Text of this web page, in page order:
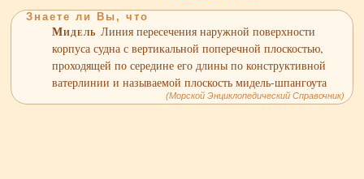
Знаете ли Вы, что
МидельЛиния пересечения наружной поверхности
корпуса судна с вертикальной поперечной плоскостью,
проходящей по середине его длины по конструктивной
ватерлинии и называемой плоскость мидель-шпангоута
(Морской Энциклопедический Справочник)